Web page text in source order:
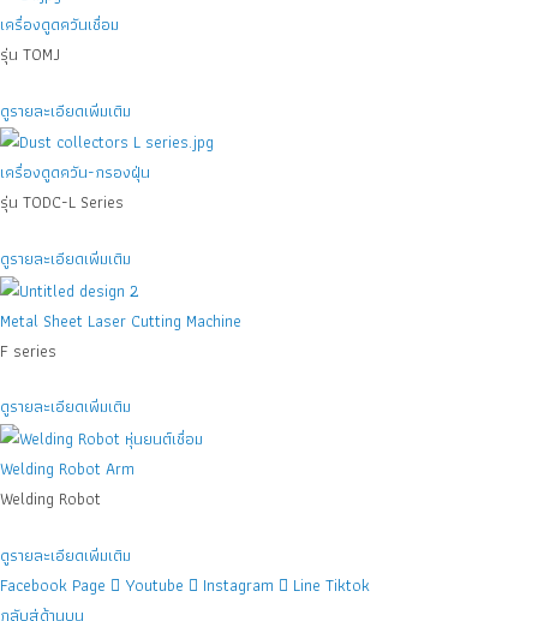
เครื่องดูดควันเชื่อม
รุ่น TOMJ
ดูรายละเอียดเพิ่มเติม
เครื่องดูดควัน-กรองฝุ่น
รุ่น TODC-L Series
ดูรายละเอียดเพิ่มเติม
Metal Sheet Laser Cutting Machine
F series
ดูรายละเอียดเพิ่มเติม
Welding Robot Arm
Welding Robot
ดูรายละเอียดเพิ่มเติม
Facebook Page
Youtube Instagram Line Tiktok
กลับสู่ด้านบน